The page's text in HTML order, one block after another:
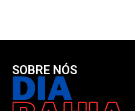
SOBRE NÓS